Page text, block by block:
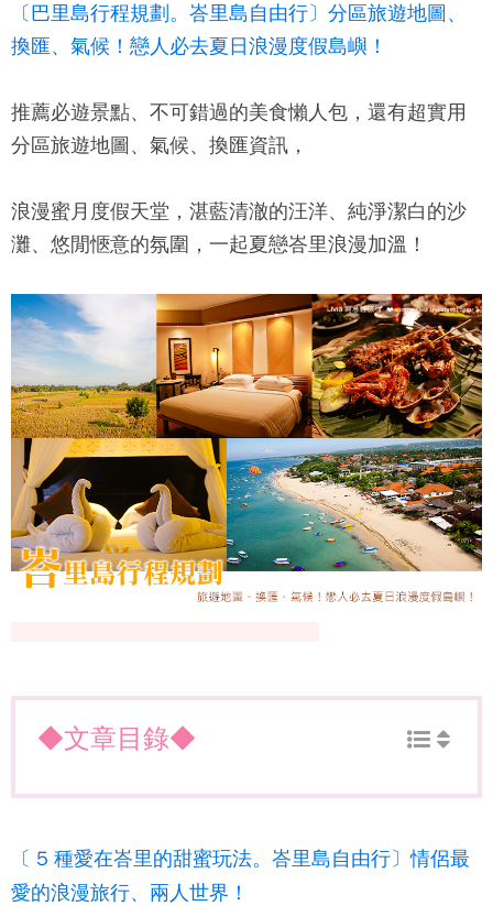
〔巴里島行程規劃。峇里島自由行〕分區旅遊地圖、
換匯、氣候！戀人必去夏日浪漫度假島嶼！
推薦必遊景點、不可錯過的美食懶人包，還有超實用
分區旅遊地圖、氣候、換匯資訊，
浪漫蜜月度假天堂，湛藍清澈的汪洋、純淨潔白的沙
灘、悠閒愜意的氛圍，一起夏戀峇里浪漫加溫！
◆文章目錄◆
〔 5 種愛在峇里的甜蜜玩法。峇里島自由行〕情侶最
愛的浪漫旅行、兩人世界！